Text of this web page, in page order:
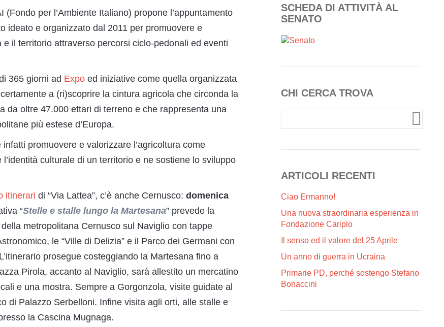
(Fondo per l’Ambiente Italiano) propone l’appuntamento
ideato e organizzato dal 2011 per promuovere e
e il territorio attraverso percorsi ciclo-pedonali ed eventi
365 giorni ad Expo ed iniziative come quella organizzata
a (ri)scoprire la cintura agricola che circonda la
da oltre 47.000 ettari di terreno e che rappresenta una
più estese d’Europa.
infatti promuovere e valorizzare l’agricoltura come
culturale di un territorio e ne sostiene lo sviluppo
itinerari di “Via Lattea”, c’è anche Cernusco: domenica
“Stelle e stalle lungo la Martesana” prevede la
metropolitana Cernusco sul Naviglio con tappe
le “Ville di Delizia” e il Parco dei Germani con
prosegue costeggiando la Martesana fino a
Pirola, accanto al Naviglio, sarà allestito un mercatino
e una mostra. Sempre a Gorgonzola, visite guidate al
di Palazzo Serbelloni. Infine visita agli orti, alle stalle e
la Cascina Mugnaga.
SCHEDA DI ATTIVITÀ AL
SENATO
CHI CERCA TROVA
ARTICOLI RECENTI
Ciao Ermanno!
Una nuova straordinaria esperienza in
Fondazione Cariplo
Il senso ed il valore del 25 Aprile
Un anno di guerra in Ucraina
Primarie PD, perché sostengo Stefano
Bonaccini